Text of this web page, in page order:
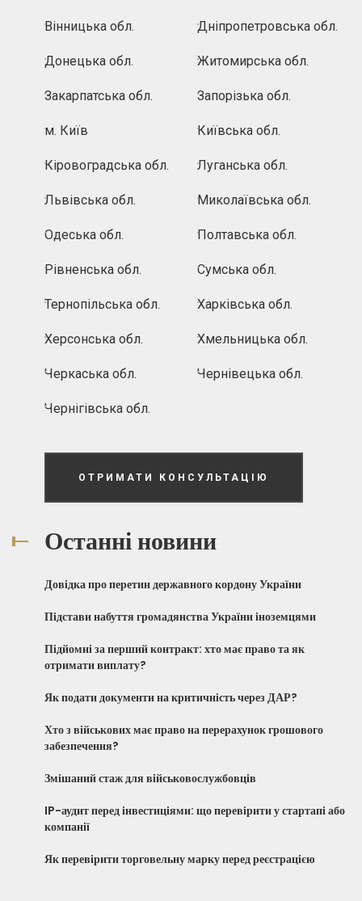
Вінницька обл. Дніпропетровська обл.
Донецька обл. Житомирська обл.
Закарпатська обл. Запорізька обл.
м. Київ Київська обл.
Кіровоградська обл. Луганська обл.
Львівська обл. Миколаївська обл.
Одеська обл. Полтавська обл.
Рівненська обл. Сумська обл.
Тернопільська обл. Харківська обл.
Херсонська обл. Хмельницька обл.
Черкаська обл. Чернівецька обл.
Чернігівська обл.
ОТРИМАТИ КОНСУЛЬТАЦІЮ
Останні новини
Довідка про перетин державного кордону України
Підстави набуття громадянства України іноземцями
Підйомні за перший контракт: хто має право та як
отримати виплату?
Як подати документи на критичність через ДАР?
Хто з військових має право на перерахунок грошового
забезпечення?
Змішаний стаж для військовослужбовців
IP-аудит перед інвестиціями: що перевірити у стартапі або
компанії
Як перевірити торговельну марку перед реєстрацією